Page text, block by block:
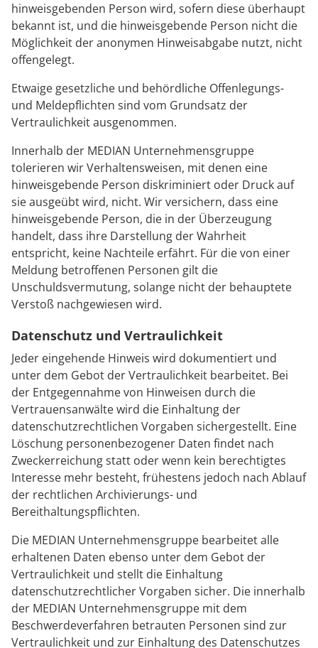
hinweisgebenden Person wird, sofern diese überhaupt
bekannt ist, und die hinweisgebende Person nicht die
Möglichkeit der anonymen Hinweisabgabe nutzt, nicht
offengelegt.
Etwaige gesetzliche und behördliche Offenlegungs-
und Meldepflichten sind vom Grundsatz der
Vertraulichkeit ausgenommen.
Innerhalb der MEDIAN Unternehmensgruppe
tolerieren wir Verhaltensweisen, mit denen eine
hinweisgebende Person diskriminiert oder Druck auf
sie ausgeübt wird, nicht. Wir versichern, dass eine
hinweisgebende Person, die in der Überzeugung
handelt, dass ihre Darstellung der Wahrheit
entspricht, keine Nachteile erfährt. Für die von einer
Meldung betroffenen Personen gilt die
Unschuldsvermutung, solange nicht der behauptete
Verstoß nachgewiesen wird.
Datenschutz und Vertraulichkeit
Jeder eingehende Hinweis wird dokumentiert und
unter dem Gebot der Vertraulichkeit bearbeitet. Bei
der Entgegennahme von Hinweisen durch die
Vertrauensanwälte wird die Einhaltung der
datenschutzrechtlichen Vorgaben sichergestellt. Eine
Löschung personenbezogener Daten findet nach
Zweckerreichung statt oder wenn kein berechtigtes
Interesse mehr besteht, frühestens jedoch nach Ablauf
der rechtlichen Archivierungs- und
Bereithaltungspflichten.
Die MEDIAN Unternehmensgruppe bearbeitet alle
erhaltenen Daten ebenso unter dem Gebot der
Vertraulichkeit und stellt die Einhaltung
datenschutzrechtlicher Vorgaben sicher. Die innerhalb
der MEDIAN Unternehmensgruppe mit dem
Beschwerdeverfahren betrauten Personen sind zur
Vertraulichkeit und zur Einhaltung des Datenschutzes